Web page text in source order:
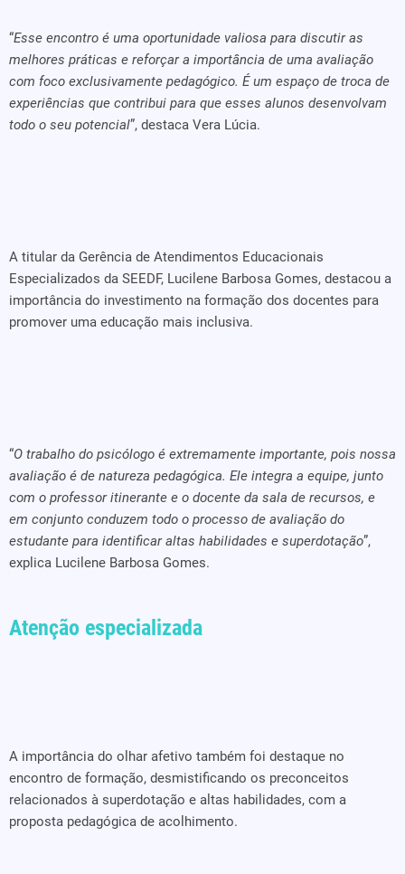
“Esse encontro é uma oportunidade valiosa para discutir as
melhores práticas e reforçar a importância de uma avaliação
com foco exclusivamente pedagógico. É um espaço de troca de
experiências que contribui para que esses alunos desenvolvam
todo o seu potencial”, destaca Vera Lúcia.
A titular da Gerência de Atendimentos Educacionais
Especializados da SEEDF, Lucilene Barbosa Gomes, destacou a
importância do investimento na formação dos docentes para
promover uma educação mais inclusiva.
“O trabalho do psicólogo é extremamente importante, pois nossa
avaliação é de natureza pedagógica. Ele integra a equipe, junto
com o professor itinerante e o docente da sala de recursos, e
em conjunto conduzem todo o processo de avaliação do
estudante para identificar altas habilidades e superdotação”,
explica Lucilene Barbosa Gomes.
Atenção especializada
A importância do olhar afetivo também foi destaque no
encontro de formação, desmistificando os preconceitos
relacionados à superdotação e altas habilidades, com a
proposta pedagógica de acolhimento.